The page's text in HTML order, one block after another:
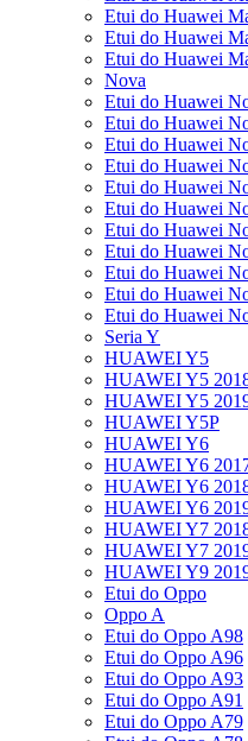
Etui do Huawei
Etui do Huawei
Etui do Huawei
Nova
Etui do Huawei
Etui do Huawei
Etui do Huawei
Etui do Huawei
Etui do Huawei
Etui do Huawei
Etui do Huawei
Etui do Huawei
Etui do Huawei
Etui do Huawei
Etui do Huawei
Seria Y
HUAWEI Y5
HUAWEI Y5
HUAWEI Y5
HUAWEI Y5P
HUAWEI Y6
HUAWEI Y6
HUAWEI Y6
HUAWEI Y6
HUAWEI Y7
HUAWEI Y7
HUAWEI Y9
Etui do Oppo
Oppo A
Etui do Oppo A98
Etui do Oppo A96
Etui do Oppo A93
Etui do Oppo A91
Etui do Oppo A79